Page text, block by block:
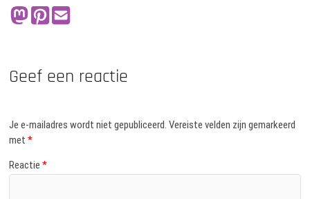
Geef een reactie
Je e-mailadres wordt niet gepubliceerd. Vereiste velden zijn gemarkeerd
met*
Reactie*